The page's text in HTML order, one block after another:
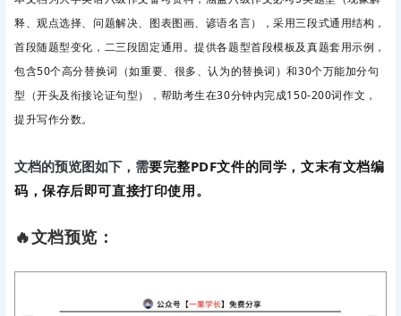
释、观点选择、问题解决、图表图画、谚语名言），采用三段式通用结构，
首段随题型变化，二三段固定通用。提供各题型首段模板及真题套用示例，
包含50个高分替换词（如重要、很多、认为的替换词）和30个万能加分句
型（开头及衔接论证句型），帮助考生在30分钟内完成150-200词作文，
提升写作分数。
文档的预览图如下，需要完整PDF文件的同学，文末有文档编
码，保存后即可直接打印使用。
🔥文档预览：